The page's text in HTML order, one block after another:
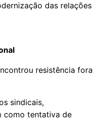
das relações
resistência fora
sindicais,
como tentativa de